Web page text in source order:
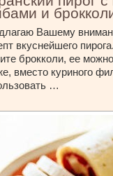
и
Вашему
вкуснейшего
брокколи, ее
вместо куриного
…